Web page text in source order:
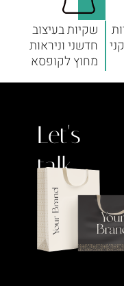
שקיות בעיצוב
חדשני וניראות
מחוץ לקופסא
Let's
talk.